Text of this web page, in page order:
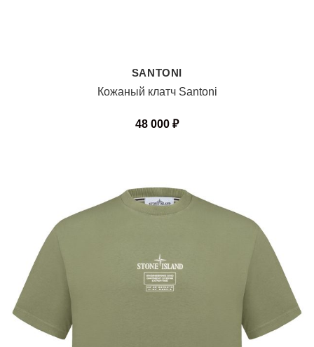
SANTONI
Кожаный клатч Santoni
48 000 ₽